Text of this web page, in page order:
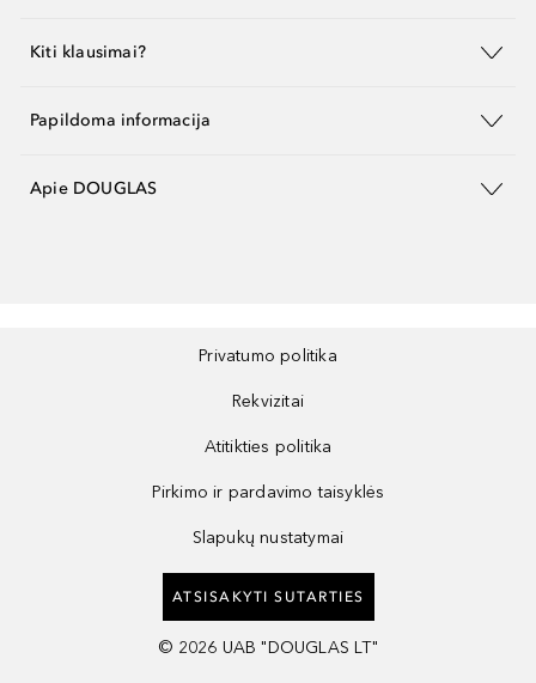
Kiti klausimai?
Papildoma informacija
Apie DOUGLAS
Privatumo politika
Rekvizitai
Atitikties politika
Pirkimo ir pardavimo taisyklės
Slapukų nustatymai
ATSISAKYTI SUTARTIES
© 2026 UAB "DOUGLAS LT"